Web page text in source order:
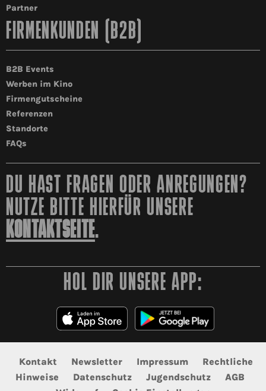
Partner
FIRMENKUNDEN (B2B)
B2B Events
Werben im Kino
Firmengutscheine
Referenzen
Standorte
FAQs
DU HAST FRAGEN ODER ANREGUNGEN?
NUTZE BITTE HIERFÜR UNSERE
KONTAKTSEITE.
HOL DIR UNSERE APP:
Kontakt Newsletter Impressum
Rechtliche
Hinweise
Datenschutz Jugendschutz
AGB